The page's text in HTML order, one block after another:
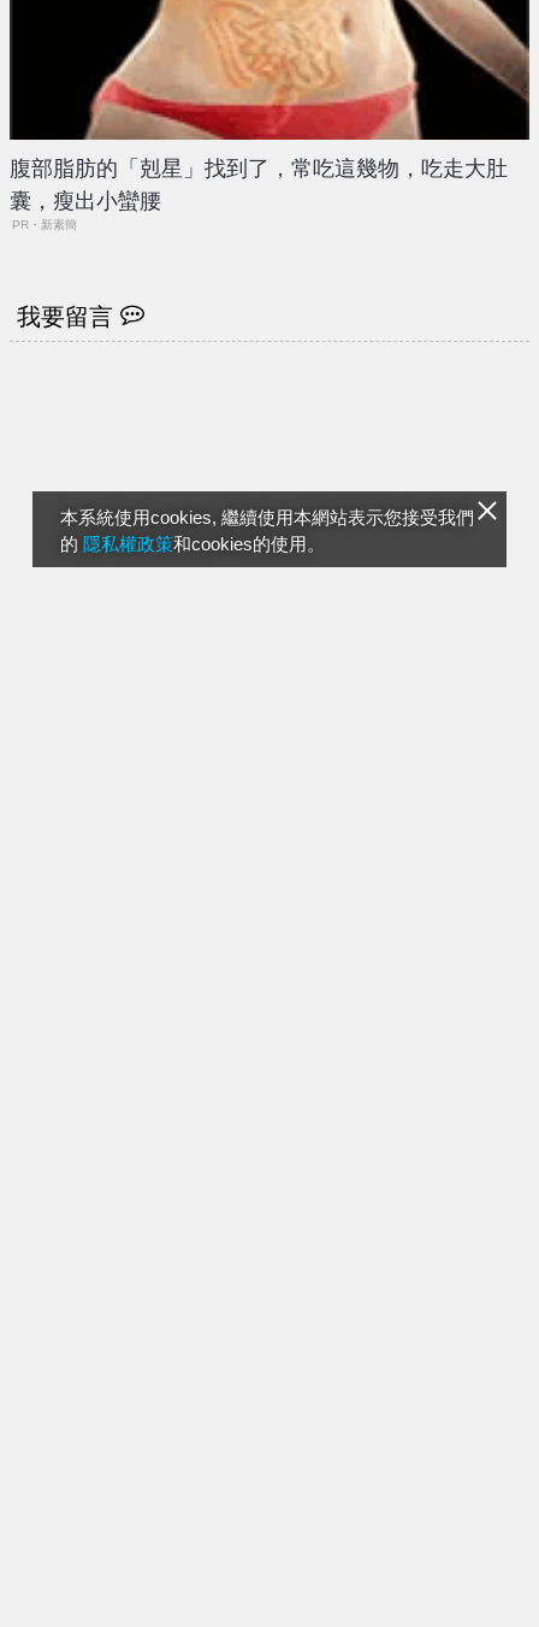
本系統使用cookies, 繼續使用本網站表示您接受我們
的 隱私權政策和cookies的使用。
腹部脂肪的「剋星」找到了，常吃這幾物，吃走大肚
囊，瘦出小蠻腰
PR・新素簡
我要留言